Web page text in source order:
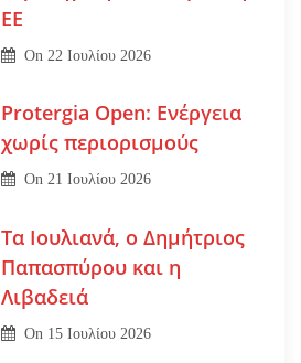
ΕΕ
On 22 Ιουλίου 2026
Protergia Open: Ενέργεια
χωρίς περιορισμούς
On21 Ιουλίου 2026
Τα Ιουλιανά, ο Δημήτριος
Παπασπύρου και η
Λιβαδειά
On 15 Ιουλίου 2026